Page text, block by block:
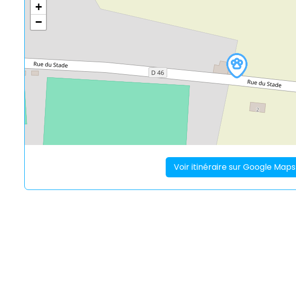
+
−
Voir itinéraire sur Google Maps